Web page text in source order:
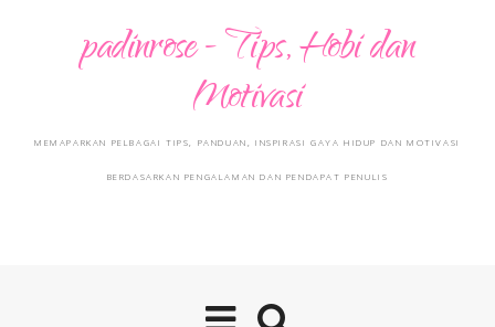
padinrose - Tips, Hobi dan
Motivasi
MEMAPARKAN PELBAGAI TIPS, PANDUAN, INSPIRASI GAYA HIDUP DAN MOTIVASI
BERDASARKAN PENGALAMAN DAN PENDAPAT PENULIS